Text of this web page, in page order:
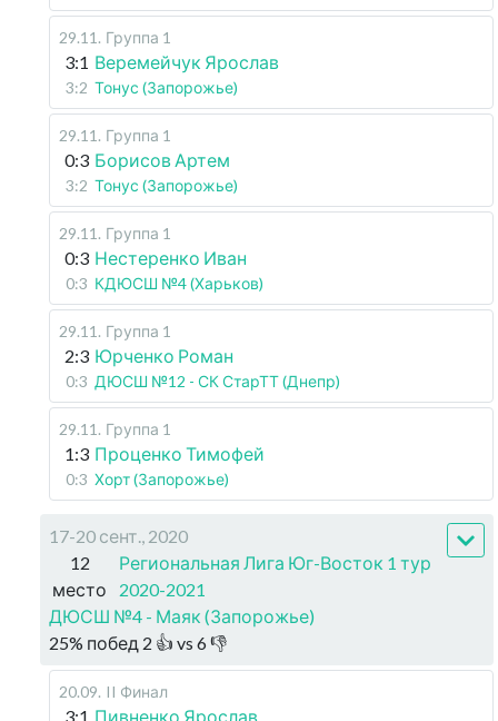
29.11 . Группа 1
3:1 Веремейчук Ярослав
3:2 Тонус (Запорожье)
29.11 . Группа 1
0:3 Борисов Артем
3:2 Тонус (Запорожье)
29.11 . Группа 1
0:3 Нестеренко Иван
0:3 КДЮСШ №4 (Харьков)
29.11 . Группа 1
2:3 Юрченко Роман
0:3 ДЮСШ №12 - СК СтарТТ (Днепр)
29.11 . Группа 1
1:3 Проценко Тимофей
0:3 Хорт (Запорожье)
17-20 сент., 2020
12
место
Региональная Лига Юг-Восток 1 тур
2020-2021
ДЮСШ №4 - Маяк (Запорожье)
25% побед 2 👍 vs 6👎
20.09. II Финал
3:1 Пивненко Ярослав